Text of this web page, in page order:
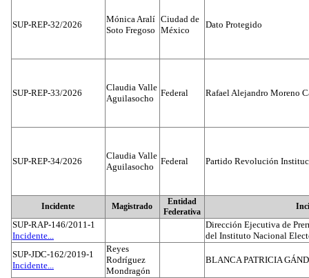
SUP-REP-32/2026
Mónica Aralí
Soto Fregoso
Ciudad de
México
Dato Protegido
SUP-REP-33/2026
Claudia Valle
Aguilasocho
Federal Rafael Alejandro Moreno
SUP-REP-34/2026
Claudia Valle
Aguilasocho
Federal Partido Revolución
Incidente Magistrado
Entidad
Federativa
SUP-RAP-146/2011-1
Incidente...
Dirección Ejecutiva de
del Instituto Nacional
SUP-JDC-162/2019-1
Incidente...
Reyes
Rodríguez
Mondragón
BLANCA PATRICIA